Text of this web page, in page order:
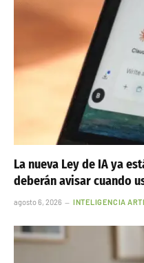
La nueva Ley de IA ya
deberán avisar cuando
agosto 6, 2026 INTELIGENCIA